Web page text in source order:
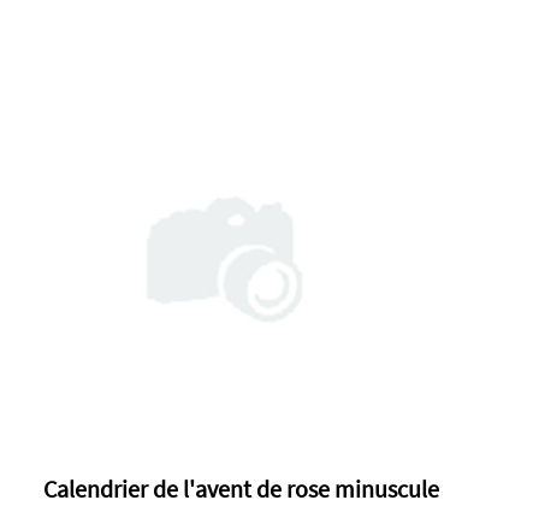
Calendrier de l'avent de rose minuscule